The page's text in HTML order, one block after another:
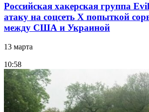
Российская хакерская группа
атаку на соцсеть Х попыткой
между США и Украиной
13 марта
10:58